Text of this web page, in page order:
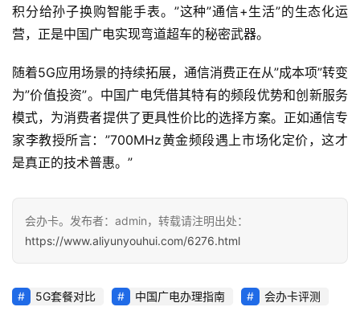
多
页
积分给孙子换购智能手表。”这种”通信+生活”的生态化运
营，正是中国广电实现弯道超车的秘密武器。
随着5G应用场景的持续拓展，通信消费正在从”成本项”转变
为”价值投资”。中国广电凭借其特有的频段优势和创新服务
模式，为消费者提供了更具性价比的选择方案。正如通信专
家李教授所言：”700MHz黄金频段遇上市场化定价，这才
是真正的技术普惠。”
会办卡。发布者：admin，转载请注明出处：
https://www.aliyunyouhui.com/6276.html
5G套餐对比 中国广电办理指南 会办卡评测